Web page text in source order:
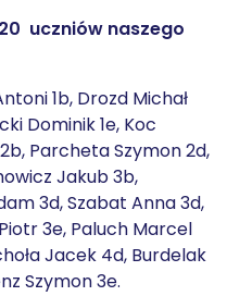
uczniów naszego
1b, Drozd Michał
Dominik 1e, Koc
Parcheta Szymon 2d,
Jakub 3b,
3d, Szabat Anna 3d,
3e, Paluch Marcel
Jacek 4d, Burdelak
Szymon 3e.